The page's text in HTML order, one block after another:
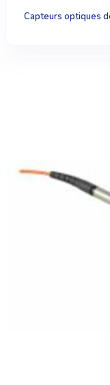
Capteurs optiques